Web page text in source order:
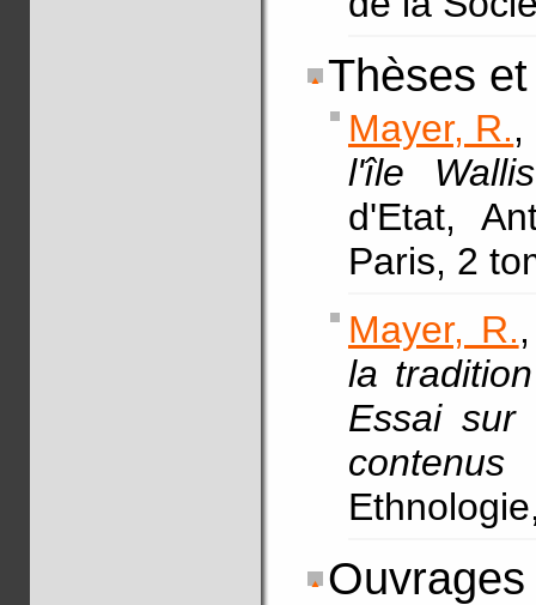
Thèses
Mayer, R.,
l'île
d'Etat,
Paris, 2
Mayer, R.
la
Essai sur
contenus